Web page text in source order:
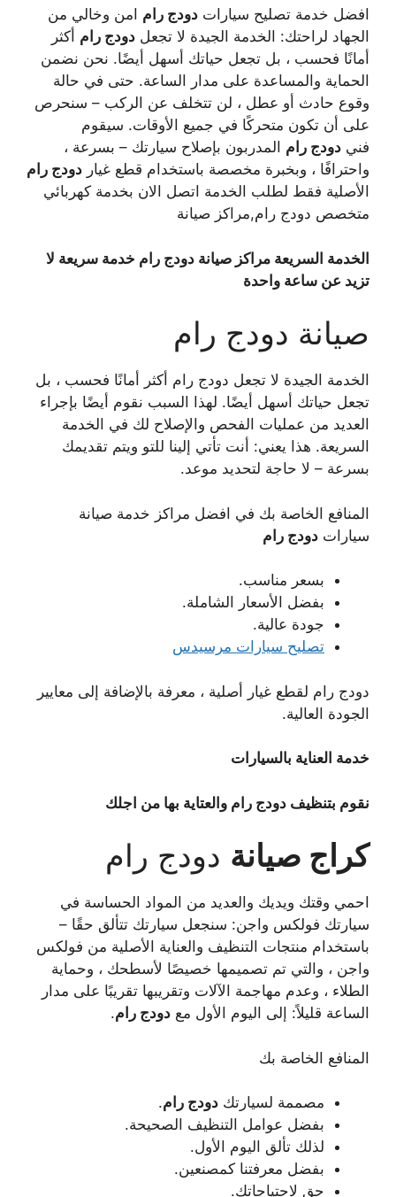
افضل خدمة تصليح سيارات دودج رام امن وخالي من
الجهاد لراحتك: الخدمة الجيدة لا تجعل دودج رام أكثر
أمانًا فحسب ، بل تجعل حياتك أسهل أيضًا. نحن نضمن
الحماية والمساعدة على مدار الساعة. حتى في حالة
وقوع حادث أو عطل ، لن تتخلف عن الركب – سنحرص
على أن تكون متحركًا في جميع الأوقات. سيقوم
فني دودج رام المدربون بإصلاح سيارتك – بسرعة ،
واحترافًا ، وبخبرة مخصصة باستخدام قطع غيار دودج رام
الأصلية فقط لطلب الخدمة اتصل الان بخدمة كهربائي
متخصص دودج رام,مراكز صيانة
الخدمة السريعة مراكز صيانة دودج رام خدمة سريعة لا
تزيد عن ساعة واحدة
صيانة دودج رام
الخدمة الجيدة لا تجعل دودج رام أكثر أمانًا فحسب ، بل
تجعل حياتك أسهل أيضًا. لهذا السبب نقوم أيضًا بإجراء
العديد من عمليات الفحص والإصلاح لك في الخدمة
السريعة. هذا يعني: أنت تأتي إلينا للتو ويتم تقديمك
بسرعة – لا حاجة لتحديد موعد.
المنافع الخاصة بك في افضل مراكز خدمة صيانة
سيارات دودج رام
بسعر مناسب.
بفضل الأسعار الشاملة.
جودة عالية.
تصليح سيارات مرسيدس
دودج رام لقطع غيار أصلية ، معرفة بالإضافة إلى معايير
الجودة العالية.
خدمة العناية بالسيارات
نقوم بتنظيف دودج رام والعتاية بها من اجلك
كراج صيانة دودج رام
احمي وقتك ويديك والعديد من المواد الحساسة في
سيارتك فولكس واجن: سنجعل سيارتك تتألق حقًا –
باستخدام منتجات التنظيف والعناية الأصلية من فولكس
واجن ، والتي تم تصميمها خصيصًا لأسطحك ، وحماية
الطلاء ، وعدم مهاجمة الآلات وتقريبها تقريبًا على مدار
الساعة قليلاً: إلى اليوم الأول مع دودج رام.
المنافع الخاصة بك
مصممة لسيارتك دودج رام.
بفضل عوامل التنظيف الصحيحة.
لذلك تألق اليوم الأول.
بفضل معرفتنا كمصنعين.
حق لاحتياجاتك.